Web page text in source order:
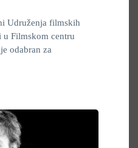
Udruženja filmskih
Filmskom centru
je odabran za